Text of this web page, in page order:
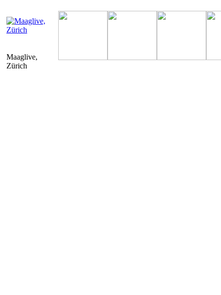
Maaglive,
Zürich